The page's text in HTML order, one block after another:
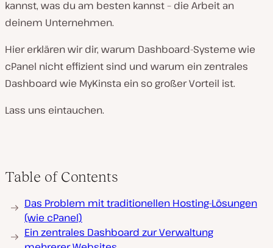
kannst, was du am besten kannst – die Arbeit an
deinem Unternehmen.
Hier erklären wir dir, warum Dashboard-Systeme wie
cPanel nicht effizient sind und warum ein zentrales
Dashboard wie MyKinsta ein so großer Vorteil ist.
Lass uns eintauchen.
Table of Contents
Das Problem mit traditionellen Hosting-Lösungen
(wie cPanel)
Ein zentrales Dashboard zur Verwaltung